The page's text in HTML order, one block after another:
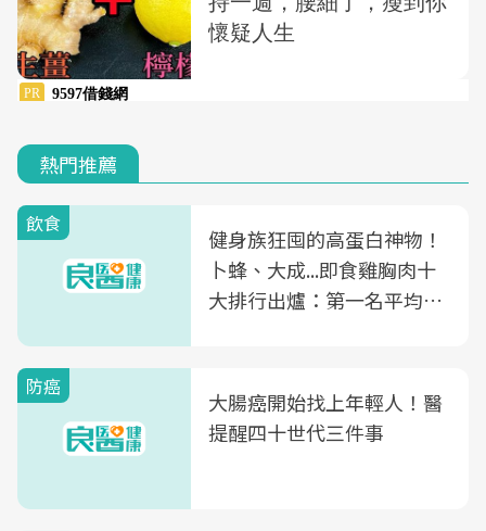
熱門推薦
飲食
健身族狂囤的高蛋白神物！
卜蜂、大成...即食雞胸肉十
大排行出爐：第一名平均一
防癌
大腸癌開始找上年輕人！醫
提醒四十世代三件事